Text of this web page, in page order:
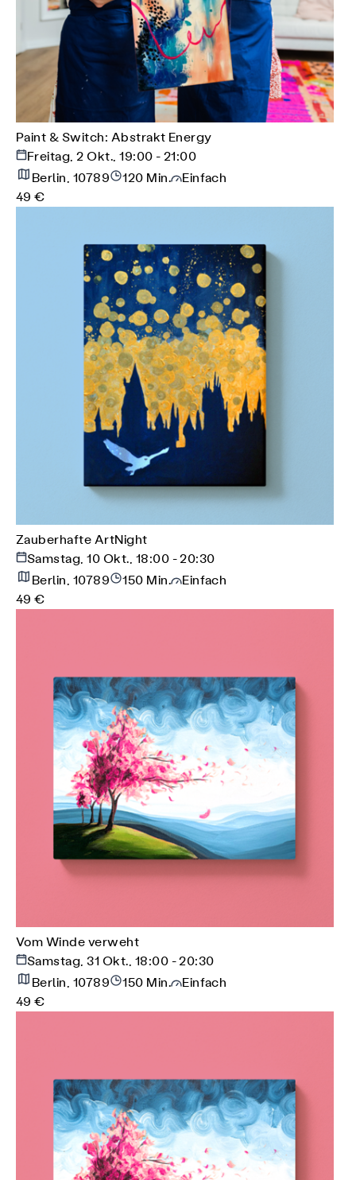
Paint & Switch: Abstrakt Energy
Freitag, 2 Okt., 19:00 - 21:00
Berlin, 10789
120 Min.
Einfach
49 €
Zauberhafte ArtNight
Samstag, 10 Okt., 18:00 - 20:30
Berlin, 10789
150 Min.
Einfach
49 €
Vom Winde verweht
Samstag, 31 Okt., 18:00 - 20:30
Berlin, 10789
150 Min.
Einfach
49 €